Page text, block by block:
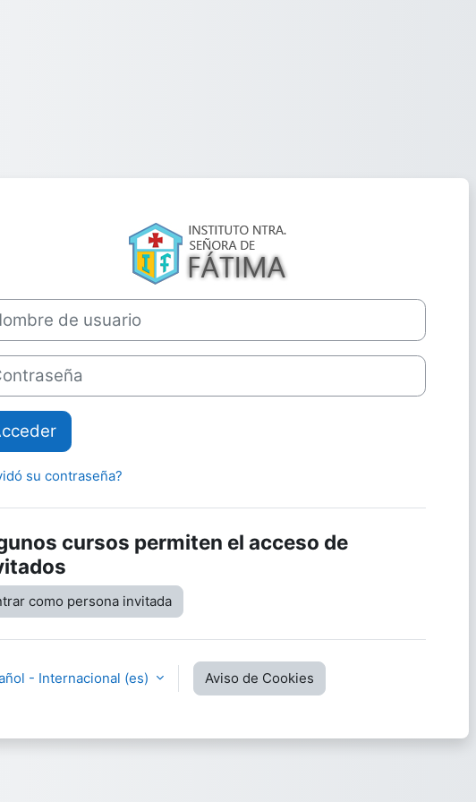
Entrar a Fatima Virtual
de usuario
su contraseña?
cursos permiten el acceso de
como persona invitada
- Internacional ‎(es)‎ Aviso de Cookies